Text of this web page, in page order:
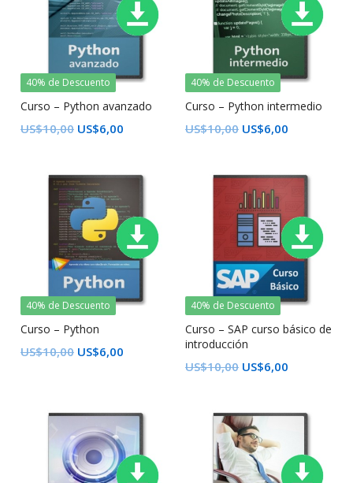
40% de Descuento
Curso – Python avanzado
US$10,00 US$6,00
40% de Descuento
Curso – Python intermedio
US$10,00 US$6,00
40% de Descuento
Curso – Python
US$10,00 US$6,00
40% de Descuento
Curso – SAP curso básico de
introducción
US$10,00 US$6,00